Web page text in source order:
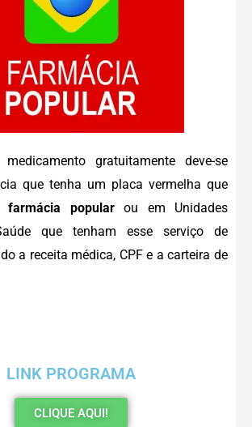
gratuitamente deve-se
que tenha um placa vermelha que
popularou em Unidades
que tenham esse serviço de
a receita médica, CPF e a carteira de
LINK PROGRAMA
CLIQUE AQUI!